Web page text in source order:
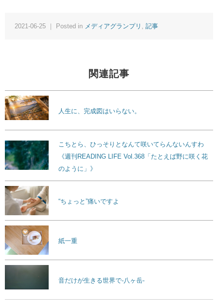
2021-06-25 ｜ Posted in メディアグランプリ 記事
関連記事
人生に、完成図はいらない。
こちとら、ひっそりとなんて咲いてらんないんすわ
《週刊READING LIFE Vol.368「たとえば野に咲く花
のように」》
“ちょっと”痛いですよ
紙一重
音だけが生きる世界で-八ヶ岳-